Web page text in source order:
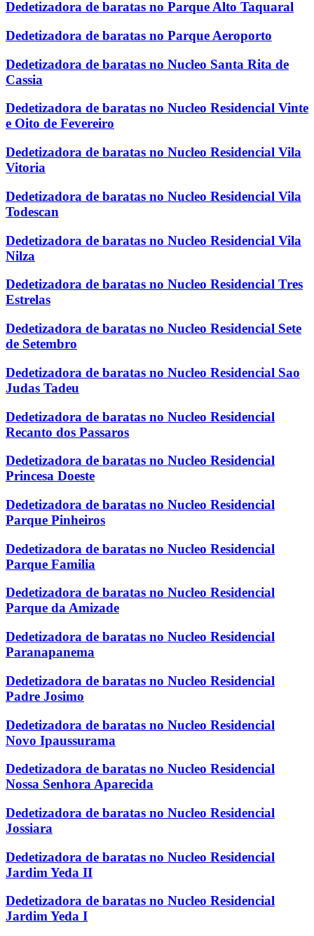
Dedetizadora de baratas no Parque Alto Taquaral
Dedetizadora de baratas no Parque Aeroporto
Dedetizadora de baratas no Nucleo Santa Rita de
Cassia
Dedetizadora de baratas no Nucleo Residencial Vinte
e Oito de Fevereiro
Dedetizadora de baratas no Nucleo Residencial Vila
Vitoria
Dedetizadora de baratas no Nucleo Residencial Vila
Todescan
Dedetizadora de baratas no Nucleo Residencial Vila
Nilza
Dedetizadora de baratas no Nucleo Residencial Tres
Estrelas
Dedetizadora de baratas no Nucleo Residencial Sete
de Setembro
Dedetizadora de baratas no Nucleo Residencial Sao
Judas Tadeu
Dedetizadora de baratas no Nucleo Residencial
Recanto dos Passaros
Dedetizadora de baratas no Nucleo Residencial
Princesa Doeste
Dedetizadora de baratas no Nucleo Residencial
Parque Pinheiros
Dedetizadora de baratas no Nucleo Residencial
Parque Familia
Dedetizadora de baratas no Nucleo Residencial
Parque da Amizade
Dedetizadora de baratas no Nucleo Residencial
Paranapanema
Dedetizadora de baratas no Nucleo Residencial
Padre Josimo
Dedetizadora de baratas no Nucleo Residencial
Novo Ipaussurama
Dedetizadora de baratas no Nucleo Residencial
Nossa Senhora Aparecida
Dedetizadora de baratas no Nucleo Residencial
Jossiara
Dedetizadora de baratas no Nucleo Residencial
Jardim Yeda II
Dedetizadora de baratas no Nucleo Residencial
Jardim Yeda I